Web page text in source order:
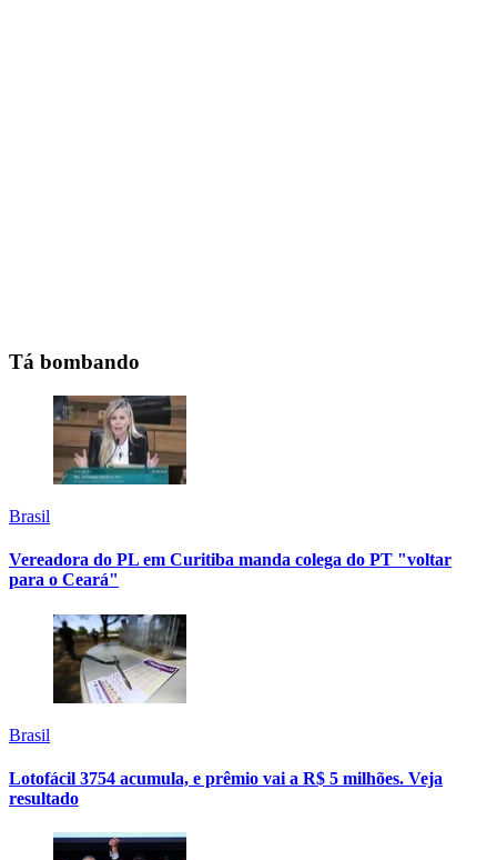
Tá bombando
Brasil
Vereadora do PL em Curitiba manda colega do PT "voltar
para o Ceará"
Brasil
Lotofácil 3754 acumula, e prêmio vai a R$ 5 milhões. Veja
resultado